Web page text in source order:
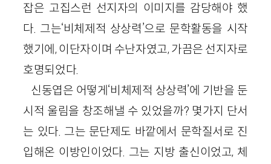
잡은 고집스런 선지자의 이미지를 감당해야 했
다. 그는‘비체제적 상상력’으로 문학활동을 시작
했기에, 이단자이며 수난자였고, 가끔은 선지자로
호명되었다.
신동엽은 어떻게‘비체제적 상상력’에 기반을 둔
시적 울림을 창조해낼 수 있었을까? 몇가지 단서
는 있다. 그는 문단제도 바깥에서 문학질서로 진
입해온 이방인이었다. 그는 지방 출신이었고, 체